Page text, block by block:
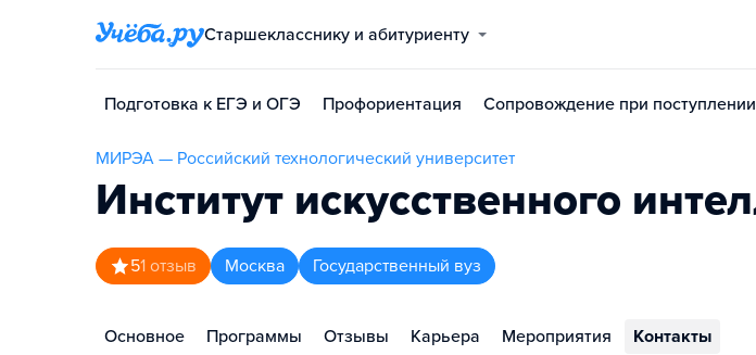
Старшекласснику и абитуриенту
Подготовка к ЕГЭ и ОГЭ Профориентация Сопровождение при поступлении
МИРЭА — Российский технологический университет
Институт искусственного
51 отзыв Москва Государственный вуз
Основное Программы Отзывы Карьера Мероприятия Контакты